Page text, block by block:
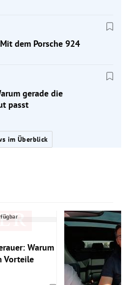
dem Porsche 924
gerade die
passt
im Überblick
Warum
Vorteile